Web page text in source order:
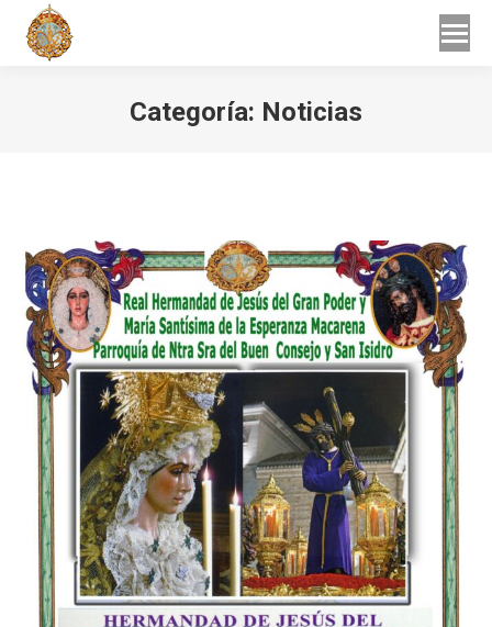
Categoría: Noticias